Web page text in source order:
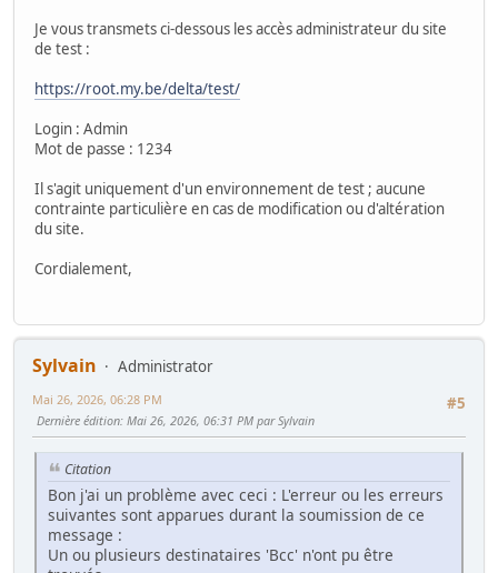
Je vous transmets ci-dessous les accès administrateur du site
de test :
https://root.my.be/delta/test/
Login : Admin
Mot de passe : 1234
Il s'agit uniquement d'un environnement de test ; aucune
contrainte particulière en cas de modification ou d'altération
du site.
Cordialement,
Sylvain
Administrator
#5
Mai 26, 2026, 06:28 PM
Dernière édition: Mai 26, 2026, 06:31 PM par Sylvain
Citation
Bon j'ai un problème avec ceci : L'erreur ou les erreurs
suivantes sont apparues durant la soumission de ce
message :
Un ou plusieurs destinataires 'Bcc' n'ont pu être